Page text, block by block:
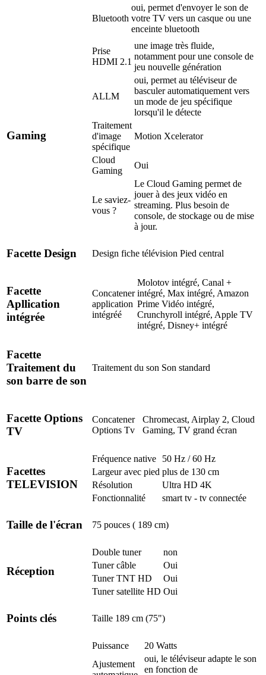
Bluetooth
oui, permet d'envoyer le son de
votre TV vers un casque ou une
enceinte bluetooth
Gaming
Prise
HDMI 2.1
une image très fluide,
notamment pour une console de
jeu nouvelle génération
ALLM
oui, permet au téléviseur de
basculer automatiquement vers
un mode de jeu spécifique
lorsqu'il le détecte
Traitement
d'image
spécifique
Motion Xcelerator
Cloud
Gaming
Oui
Le saviez-
vous ?
Le Cloud Gaming permet de
jouer à des jeux vidéo en
streaming. Plus besoin de
console, de stockage ou de mise
à jour.
Facette Design Design fiche télévision Pied central
Facette
Apllication
intégrée
Concatener
application
intégréé
Molotov intégré, Canal +
intégré, Max intégré, Amazon
Prime Vidéo intégré,
Crunchyroll intégré, Apple TV
intégré, Disney+ intégré
Facette
Traitement du
son barre de son
Traitement du son Son standard
Facette Options
TV
Concatener
Options Tv
Chromecast, Airplay 2, Cloud
Gaming, TV grand écran
Facettes
TELEVISION
Fréquence native
50 Hz / 60 Hz
Largeur avec pied plus de 130 cm
Résolution
Ultra HD 4K
Fonctionnalité
smart tv - tv connectée
Taille de l'écran 75 pouces ( 189 cm)
Réception
Double tuner
non
Tuner câble
Oui
Tuner TNT HD
Oui
Tuner satellite HD Oui
Points clés Taille 189 cm (75")
Puissance
20 Watts
Ajustement
oui, le téléviseur adapte le son
en fonction de